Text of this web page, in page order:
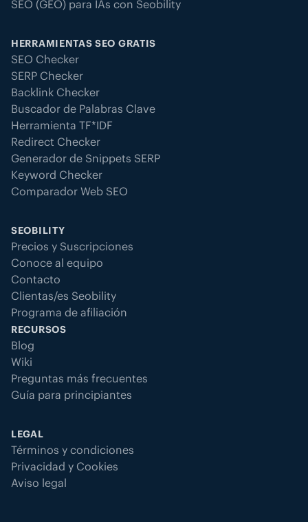
SEO (GEO) para IAs con Seobility
HERRAMIENTAS SEO GRATIS
SEO Checker
SERP Checker
Backlink Checker
Buscador de Palabras Clave
Herramienta TF*IDF
Redirect Checker
Generador de Snippets SERP
Keyword Checker
Comparador Web SEO
SEOBILITY
Precios y Suscripciones
Conoce al equipo
Contacto
Clientas/es Seobility
Programa de afiliación
RECURSOS
Blog
Wiki
Preguntas más frecuentes
Guía para principiantes
LEGAL
Términos y condiciones
Privacidad y Cookies
Aviso legal